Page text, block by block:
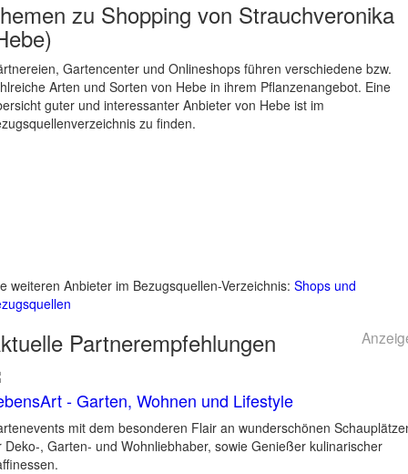
zu Shopping von Strauchveronika
Gartencenter und Onlineshops führen verschiedene bzw.
Arten und Sorten von Hebe in ihrem Pflanzenangebot. Eine
guter und interessanter Anbieter von Hebe ist im
zu finden.
weiteren Anbieter im Bezugsquellen-Verzeichnis: Shops und
Partnerempfehlungen
- Garten, Wohnen und Lifestyle
mit dem besonderen Flair an wunderschönen
Deko-, Garten- und Wohnliebhaber, sowie Genießer kulinarischer